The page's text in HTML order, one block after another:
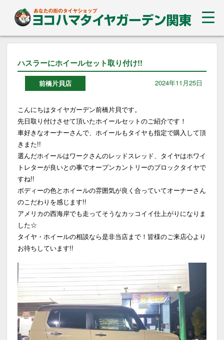
ハスラーにホイールセット取り付け!!
前橋片貝店 2024年11月25日
こんにちはタイヤガーデン前橋片貝です。
先日取り付けさせて頂いたホイールセットのご紹介です！
車好きなオーナーさんで、ホイールもタイヤも指定で購入して頂
きまた!!
選んだホイールはワークさんのレッドスレッド、タイヤはホワイ
トレターが良いとの事でオープンカントリーのブロックタイヤで
すね!!
ボディーの色とホイールの雰囲気が良く合っていてオーナーさん
のこだわりを感じます!!
アメリカの西海岸でも走ってそうなカッコイイ仕上がりになりま
した☆
タイヤ・ホイールの相談なら是非当店まで！皆様のご来店心より
お待ちしています!!